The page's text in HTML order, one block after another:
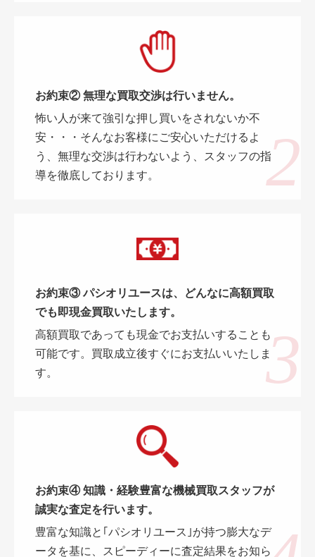
お約束② 無理な買取交渉は行いません。
怖い人が来て強引な押し買いをされないか不
安・・・そんなお客様にご安心いただけるよ
う、無理な交渉は行わないよう、スタッフの指
導を徹底しております。
お約束③ パシオリユースは、どんなに高額買取
でも即現金買取いたします。
高額買取であっても現金でお支払いすることも
可能です。買取成立後すぐにお支払いいたしま
す。
お約束④ 知識・経験豊富な機械買取スタッフが
誠実な査定を行います。
豊富な知識と｢パシオリユース｣が持つ膨大なデ
ータを基に、スピーディーに査定結果をお知ら